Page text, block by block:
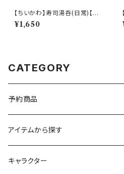
【ちいかわ】寿司湯呑(日常)【CK
W50】CKW51-327
¥1,650
CATEGORY
予約商品
アイテムから探す
九谷焼
キャラクター